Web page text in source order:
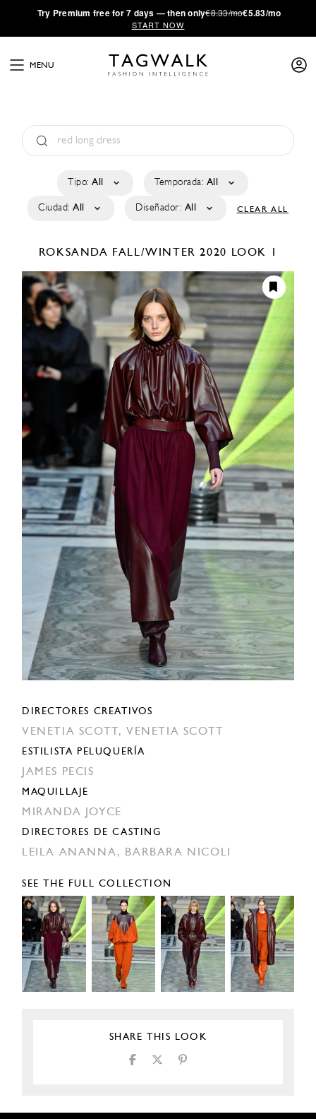
·Try Premium free for 7 days — then only€8.33/mo€5.83/mo
START NOW
MENU
Tipo: All Temporada: All
Ciudad: All Diseñador: All CLEAR ALL
ROKSANDA FALL/WINTER 2020 LOOK 1
DIRECTORES CREATIVOS
VENETIA SCOTT, VENETIA SCOTT
ESTILISTA PELUQUERÍA
JAMES PECIS
MAQUILLAJE
MIRANDA JOYCE
DIRECTORES DE CASTING
LEILA ANANNA, BARBARA NICOLI
SEE THE FULL COLLECTION
SHARE THIS LOOK